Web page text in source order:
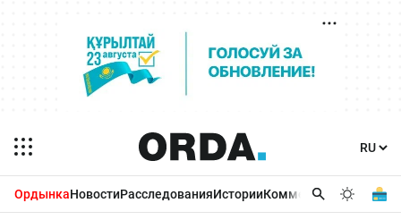
ОрдынкаНовостиРасследованияИсторииКомментарииБизнес